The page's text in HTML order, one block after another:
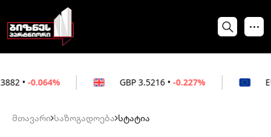
3.5216 • -0.227% 3.0212 •
მთავარი საზოგადოება სტატია